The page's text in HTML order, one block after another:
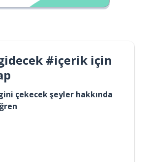
#içerik için
çekecek şeyler hakkında